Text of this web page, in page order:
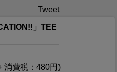
Tweet
」TEE
消費税：480円)